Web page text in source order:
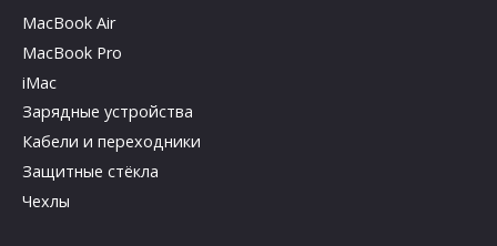
MacBook Air
MacBook Pro
iMac
Зарядные устройства
Кабели и переходники
Защитные стёкла
Чехлы